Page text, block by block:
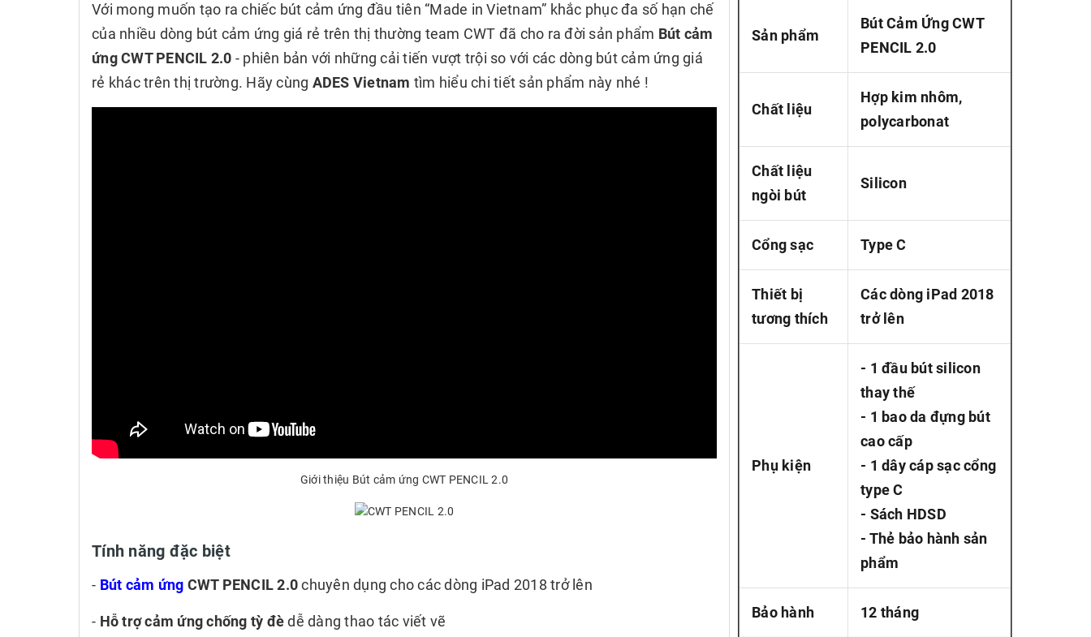
Với mong muốn tạo ra chiếc bút cảm ứng đầu tiên “Made in Vietnam” khắc phục đa số hạn chế
của nhiều dòng bút cảm ứng giá rẻ trên thị thường team CWT đã cho ra đời sản phẩm Bút cảm
ứng CWT PENCIL 2.0 - phiên bản với những cải tiến vượt trội so với các dòng bút cảm ứng giá
rẻ khác trên thị trường. Hãy cùng ADES Vietnam tìm hiểu chi tiết sản phẩm này nhé !
Giới thiệu Bút cảm ứng CWT PENCIL 2.0
Tính năng đặc biệt
- Bút cảm ứng CWT PENCIL 2.0chuyên dụng cho các dòng iPad 2018 trở lên
- Hỗ trợ cảm ứng chống tỳ đèdễ dàng thao tác viết vẽ
Sản phẩm
Bút Cảm Ứng CWT
PENCIL 2.0
Chất liệu
Hợp kim nhôm,
polycarbonat
Chất liệu
ngòi bút
Silicon
Cổng sạc Type C
Thiết bị
tương thích
Các dòng iPad 2018
trở lên
Phụ kiện
- 1 đầu bút silicon
thay thế
- 1 bao da đựng bút
cao cấp
- 1 dây cáp sạc cổng
type C
- Sách HDSD
- Thẻ bảo hành sản
phẩm
Bảo hành 12 tháng